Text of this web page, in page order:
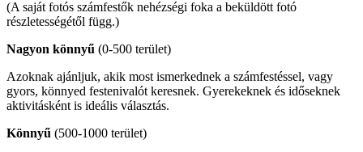
(A saját fotós számfestők nehézségi foka a beküldött fotó
részletességétől függ.)
Nagyon könnyű (0-500 terület)
Azoknak ajánljuk, akik most ismerkednek a számfestéssel, vagy
gyors, könnyed festenivalót keresnek. Gyerekeknek és időseknek
aktivitásként is ideális választás.
Könnyű (500-1000 terület)